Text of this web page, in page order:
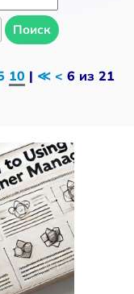
Поиск
10 | ≪ < 6 из 21